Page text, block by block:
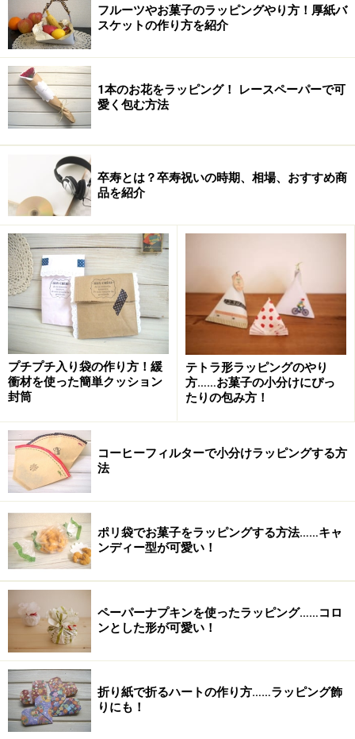
4. 塗りつぶし－色のプルダウンメニューから、「塗りつぶし効果」
を選択
5. 上部タブから
6. パターンの中から、一番下の段、左から5番め「紙ふぶき
（大）」を選択
「ローズ」 色を選択、「OK」をクリックします
7. 上部タブから「サイズ」を選択
8. サイズと角度－高さと幅を入力
18cm×18cmの紙が必要なら、両方に「180mm」と入力
A4の紙のまま使う場合は、高さ「297mm」、幅「210mm」と入力し
ます
10.印刷します
印刷した紙をはさみやカッターで、切り取れば出来上がり！
＜紫色の市松柄＞ 画像手前
6で選ぶパターンを以下のように指定します
6. パターンの中から、上から3段め、一番右「市松模様（大）」を
選択
前景から「プラム
フルーツやお菓子のラッピングやり方！厚紙バ
スケットの作り方を紹介
1本のお花をラッピング！ レースペーパーで可
愛く包む方法
卒寿とは？卒寿祝いの時期、相場、おすすめ商
品を紹介
プチプチ入り袋の作り方！緩
衝材を使った簡単クッション
封筒
テトラ形ラッピングのやり
方……お菓子の小分けにぴっ
たりの包み方！
コーヒーフィルターで小分けラッピングする方
法
ポリ袋でお菓子をラッピングする方法……キャ
ンディー型が可愛い！
ペーパーナプキンを使ったラッピング……コロ
ンとした形が可愛い！
折り紙で折るハートの作り方……ラッピング飾
りにも！